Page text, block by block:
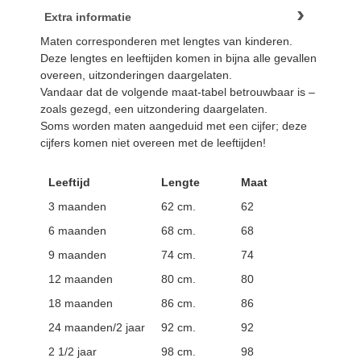
Extra informatie
Maten corresponderen met lengtes van kinderen.
Deze lengtes en leeftijden komen in bijna alle gevallen
overeen, uitzonderingen daargelaten.
Vandaar dat de volgende maat-tabel betrouwbaar is –
zoals gezegd, een uitzondering daargelaten.
Soms worden maten aangeduid met een cijfer; deze
cijfers komen niet overeen met de leeftijden!
Leeftijd Lengte
Maat
3 maanden
62 cm.
62
6 maanden
68 cm.
68
9 maanden
74 cm.
74
12 maanden
80 cm.
80
18 maanden
86 cm.
86
24 maanden/2 jaar
92 cm.
92
2 1/2 jaar
98 cm.
98